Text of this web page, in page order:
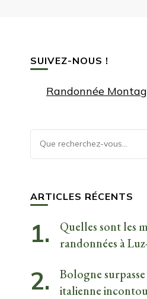
SUIVEZ-NOUS !
Randonnée
Vous
recherchiez
ARTICLES RÉCENTS
Quelles sont les
randonnées à
Bologne
italienne